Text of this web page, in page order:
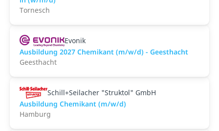
Tornesch
Evonik
Ausbildung 2027 Chemikant (m/w/d) - Geesthacht
Geesthacht
Schill+Seilacher "Struktol" GmbH
Ausbildung Chemikant (m/w/d)
Hamburg